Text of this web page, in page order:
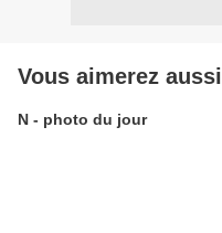
Vous aimerez aussi
N - photo du jour